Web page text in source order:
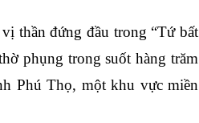
thần đứng đầu trong “Tứ bất
phụng trong suốt hàng trăm
Phú Thọ, một khu vực miền